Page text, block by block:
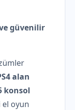
güvenilir
alan
konsol
oyun